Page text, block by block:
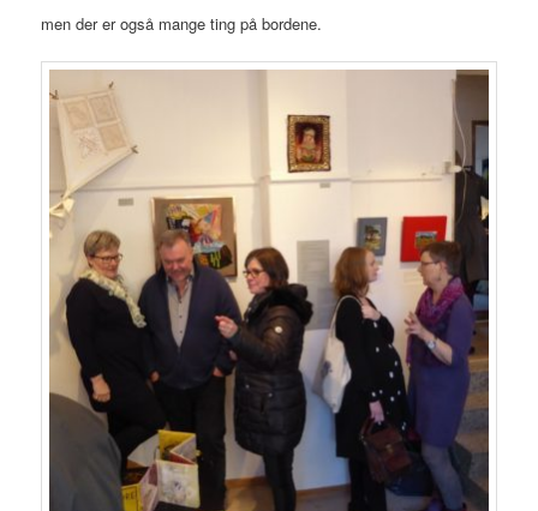
men der er også mange ting på bordene.